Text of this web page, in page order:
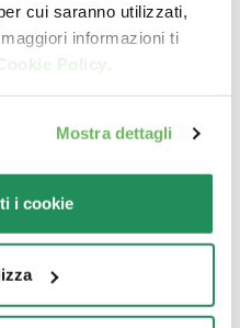
cui saranno utilizzati,
informazioni ti
Policy.
Mostra dettagli
i cookie
αγαπημένο
σας